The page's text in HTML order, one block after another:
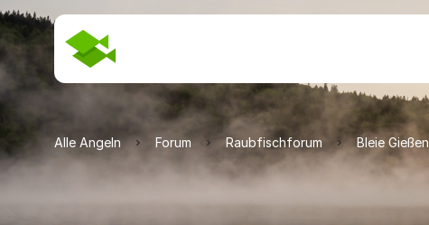
Alle Angeln Forum Raubfischforum Bleie Gießen